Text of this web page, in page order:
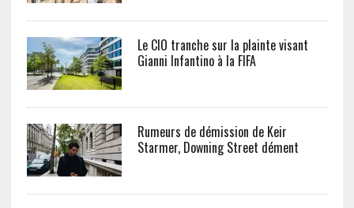
Le CIO tranche sur la plainte visant
Gianni Infantino à la FIFA
Rumeurs de démission de Keir
Starmer, Downing Street dément